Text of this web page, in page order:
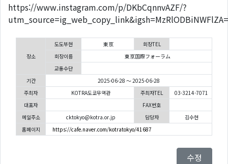
https://www.instagram.com/p/DKbCqnnvAZF/?
장소
도도부현 東京
회장TEL
회장이름
東京国際フォーラム
교통수단
기간
2025-06-28 ～ 2025-06-28
주최자
KOTRA도쿄무역관 주최자TEL
03-3214-7071
대표자
FAX번호
메일주소
cktokyo@kotra.or.jp 담당자
김수현
홈페이지
https://cafe.naver.com/kotratokyo/41687
수정